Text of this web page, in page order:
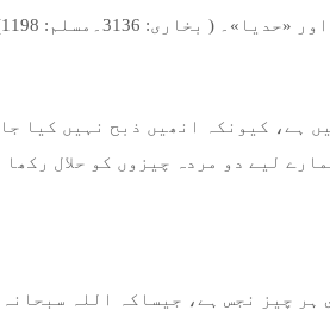
3136۔مسلم: 1198)۔
ہے، کیونکہ انھیں ذبح نہیں کیا
لیے دو مردہ چیزوں کو حلال
ہر چیز نجس ہے، جیساکہ اللہ